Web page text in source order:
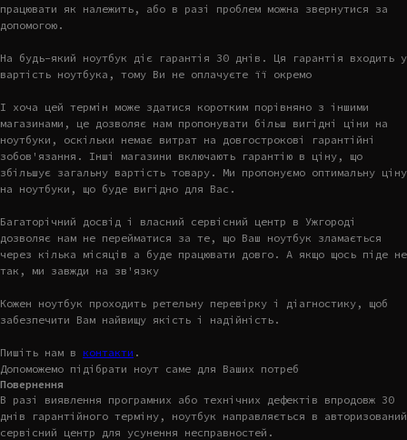
працювати як належить, або в разі проблем можна звернутися за
допомогою.
На будь-який ноутбук діє гарантія 30 днів. Ця гарантія входить у
вартість ноутбука, тому Ви не оплачуєте її окремо
І хоча цей термін може здатися коротким порівняно з іншими
магазинами, це дозволяє нам пропонувати більш вигідні ціни на
ноутбуки, оскільки немає витрат на довгострокові гарантійні
зобов'язання. Інші магазини включають гарантію в ціну, що
збільшує загальну вартість товару. Ми пропонуємо оптимальну ціну
на ноутбуки, що буде вигідно для Вас.
Багаторічний досвід і власний сервісний центр в Ужгороді
дозволяє нам не перейматися за те, що Ваш ноутбук зламається
через кілька місяців а буде працювати довго. А якщо щось піде не
так, ми завжди на зв'язку
Кожен ноутбук проходить ретельну перевірку і діагностику, щоб
забезпечити Вам найвищу якість і надійність.
Пишіть нам в контакти .
Допоможемо підібрати ноут саме для Ваших потреб
Повернення
В разі виявлення програмних або технічних дефектів впродовж 30
днів гарантійного терміну, ноутбук направляється в авторизований
сервісний центр для усунення несправностей.